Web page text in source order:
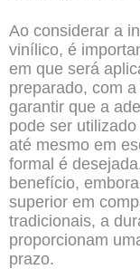
Ao considerar a
vinílico, é
em que será
preparado, com
garantir que a
pode ser
até mesmo em
formal é
benefício,
superior em
tradicionais, a
proporcionam
prazo.